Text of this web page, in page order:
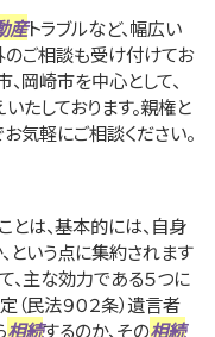
産トラブルなど、幅広い
のご相談も受け付けてお
、岡崎市を中心として、
たしております。親権と
気軽にご相談ください。
とは、基本的には、自身
という点に集約されます
、主な効力である５つに
（民法９０２条）遺言者
相続するのか、その相続